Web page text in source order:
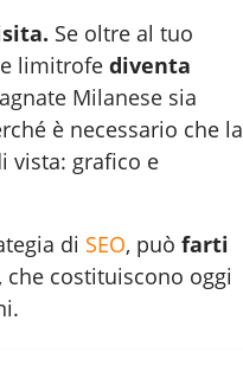
Se oltre al tuo
limitrofe diventa
Milanese sia
è necessario che la
vista: grafico e
di SEO, può farti
, che costituiscono oggi